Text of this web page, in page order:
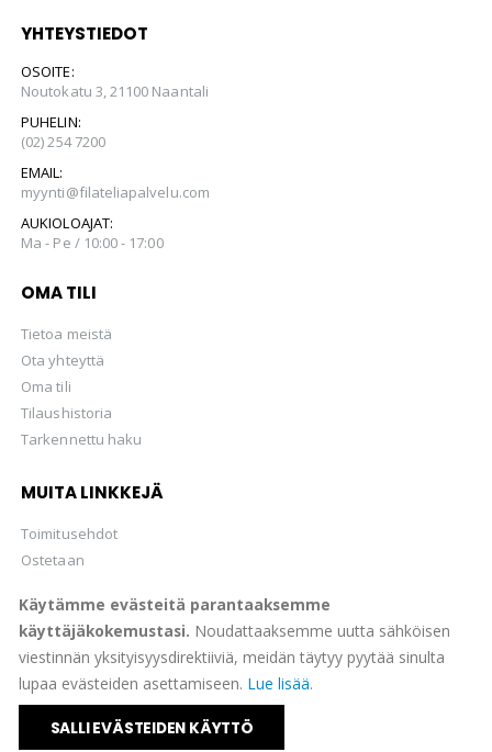
Käytämme evästeitä parantaaksemme
käyttäjäkokemustasi. Noudattaaksemme uutta sähköisen
viestinnän yksityisyysdirektiiviä, meidän täytyy pyytää sinulta
lupaa evästeiden asettamiseen. Lue lisää.
SALLI EVÄSTEIDEN KÄYTTÖ
YHTEYSTIEDOT
OSOITE:
Noutokatu 3, 21100 Naantali
PUHELIN:
(02) 254 7200
EMAIL:
myynti@filateliapalvelu.com
AUKIOLOAJAT:
Ma - Pe / 10:00 - 17:00
OMA TILI
Tietoa meistä
Ota yhteyttä
Oma tili
Tilaushistoria
Tarkennettu haku
MUITA LINKKEJÄ
Toimitusehdot
Ostetaan
© Suomen Filateliapalvelu Oy 2022. All Rights Reserved.